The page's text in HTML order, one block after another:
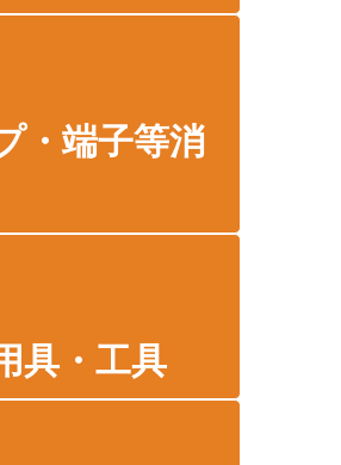
・端子等消
具・工具